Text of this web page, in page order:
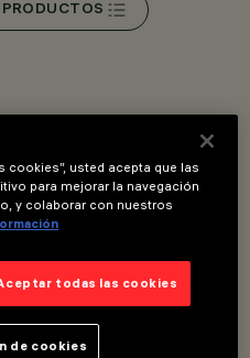
en aluminio inyectado a
hacia arriba.
cookies”, usted acepta que las
para mejorar la navegación
y colaborar con nuestros
todas las cookies
de cookies